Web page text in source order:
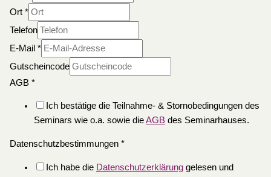
Ort *
Telefon
E-Mail *
Gutscheincode
AGB *
Ich bestätige die Teilnahme- & Stornobedingungen des
Seminars wie o.a. sowie dieAGBdes Seminarhauses.
Datenschutzbestimmungen *
Ich habe die Datenschutzerklärunggelesen und